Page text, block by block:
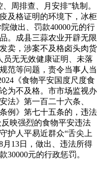
周排查、月安排”轨制。
及格证明的环境下，冰柜
做出、罚款40000元的行
。成县三蒜农业开辟无限
卖，涉案不及格卤头肉货
员无无效健康证明、未落
范等问题，责令当事人当
《食物平安国度尺度食
为不及格。市市场监视办
法》第一百二十六条、
例》第七十五条的，违法
映强烈的食物平安违法
护人平易近群众“舌尖上
月13日，做出、违法所得
30000元的行政惩罚。